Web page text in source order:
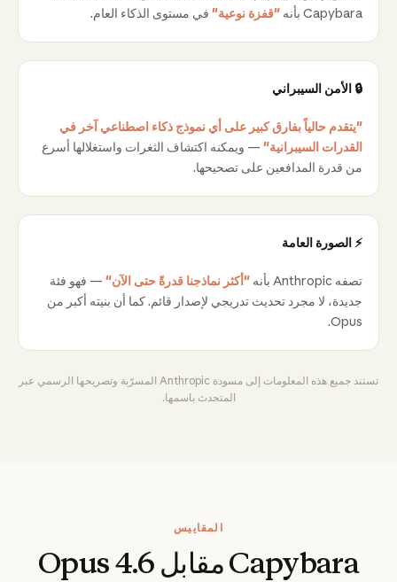
Capybara بأنه
"قفزة نوعية" في مستوى الذكاء العام.
🔒 الأمن السيبراني
"يتقدم حالياً بفارق كبير على أي نموذج ذكاء اصطناعي آخر في
القدرات السيبرانية" — ويمكنه اكتشاف الثغرات واستغلالها أسرع
من قدرة المدافعين على تصحيحها.
⚡ الصورة العامة
تصفه Anthropic بأنه "أكثر نماذجنا قدرةً حتى الآن" — فهو فئة
جديدة، لا مجرد تحديث تدريجي لإصدار قائم. كما أن بنيته أكبر من
Opus.
تستند جميع هذه المعلومات إلى مسودة Anthropic المسرّبة وتصريحها الرسمي عبر
المتحدث باسمها.
المقاييس
Capybara مقابل Opus 4.6